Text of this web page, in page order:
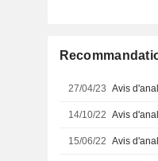
27/04/23
14/10/22
15/06/22